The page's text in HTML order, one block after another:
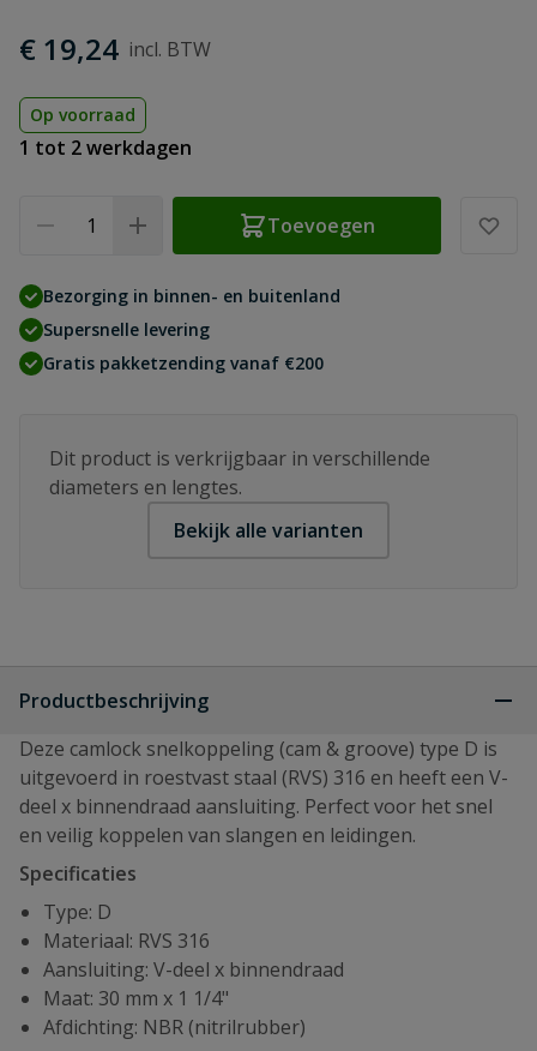
€ 19,24
Op voorraad
1 tot 2 werkdagen
Toevoegen
Bezorging in binnen- en buitenland
Supersnelle levering
Gratis pakketzending vanaf €200
Dit product is verkrijgbaar in verschillende
diameters en lengtes.
Bekijk alle varianten
Productbeschrijving
Deze camlock snelkoppeling (cam & groove) type D is
uitgevoerd in roestvast staal (RVS) 316 en heeft een V-
deel x binnendraad aansluiting. Perfect voor het snel
en veilig koppelen van slangen en leidingen.
Specificaties
Type: D
Materiaal: RVS 316
Aansluiting: V-deel x binnendraad
Maat: 30 mm x 1 1/4"
Afdichting: NBR (nitrilrubber)